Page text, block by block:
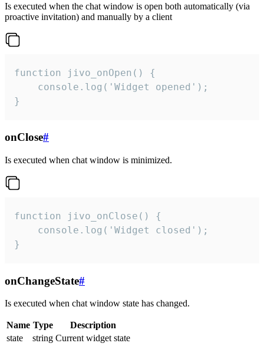
Is executed when the chat window is open both automatically (via
proactive invitation) and manually by a client
function jivo_onOpen() {
    console.log('Widget opened');
}
onClose#
Is executed when chat window is minimized.
function jivo_onClose() {
    console.log('Widget closed');
}
onChangeState#
Is executed when chat window state has changed.
Name Type
Description
state
string Current widget state